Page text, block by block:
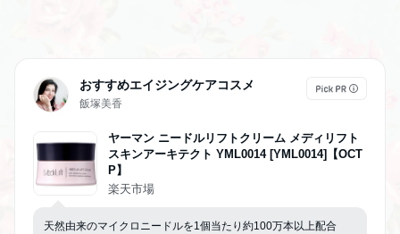
おすすめエイジングケアコスメ
飯塚美香
ヤーマン ニードルリフトクリーム メディリフト
スキンアーキテクト YML0014 [YML0014]【OCT
P】
楽天市場
天然由来のマイクロニードルを1個当たり約100万本以上配合